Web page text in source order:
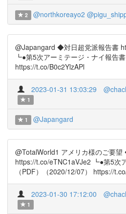
2 @northkoreayo2
@Japangard ◆対日超党派報告書
┗●第5次アーミテージ・ナイ報告
https://t.co/B0c2YlzAPl
2023-01-31 13:03:29
1
1 @Japangard
@TotalWorld1 アメリカ様のご要
https://t.co/eTNC1aVJe2 ┗●第5次
（PDF）（2020/12/07） https://
2023-01-30 17:12:00
1